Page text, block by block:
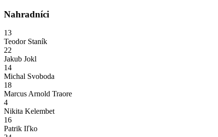
Nahradníci
13
Teodor Staník
22
Jakub Jokl
14
Michal Svoboda
18
Marcus Arnold Traore
4
Nikita Kelembet
16
Patrik Iľko